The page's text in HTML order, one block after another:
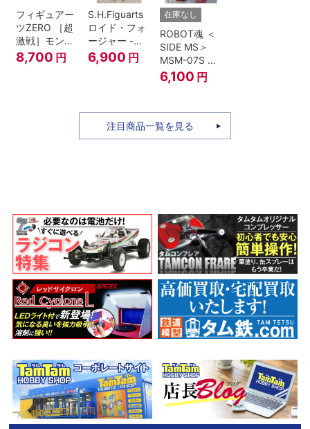
フィギュアー
ツZERO ［超
激戦］モンキ
ー・D・ルフ
ィ -ギア4 三
8,700 円
S.H.Figuarts
ロイド・フォ
ージャー -フ
ォージャー家
のちち-
『SPY×FAMILY』
6,900 円
在庫なし
ROBOT魂 ＜
SIDE MS＞
MSM-07S シ
ャア専用ズゴ
ック ver.
6,100 円
注目商品一覧を見る